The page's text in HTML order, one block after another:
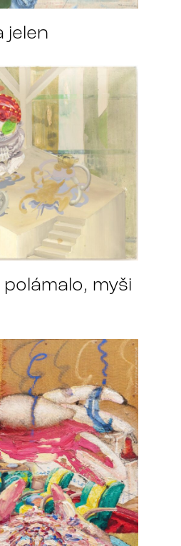
jelen
myši